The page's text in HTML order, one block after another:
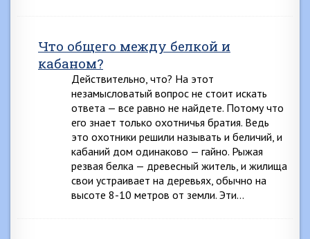
Что общего между белкой и
кабаном?
Действительно, что? На этот
незамысловатый вопрос не стоит искать
ответа — все равно не найдете. Потому что
его знает только охотничья братия. Ведь
это охотники решили называть и беличий, и
кабаний дом одинаково — гайно. Рыжая
резвая белка — древесный житель, и жилища
свои устраивает на деревьях, обычно на
высоте 8-10 метров от земли. Эти…